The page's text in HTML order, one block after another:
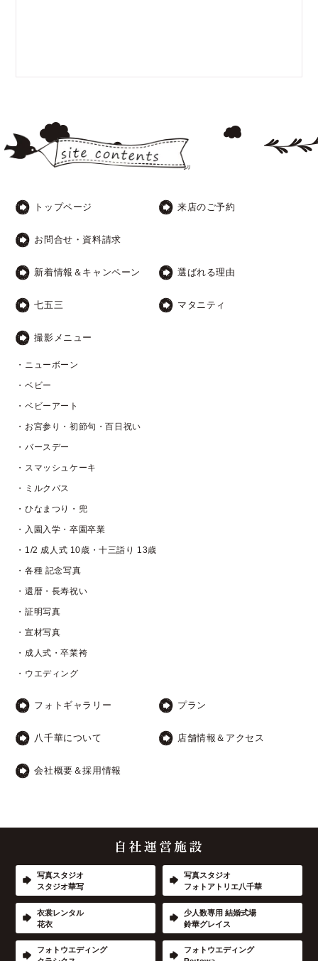
トップページ 来店のご予約
お問合せ・資料請求
新着情報＆キャンペーン 選ばれる理由
七五三 マタニティ
撮影メニュー
・ニューボーン
・ベビー
・ベビーアート
・お宮参り・初節句・百日祝い
・バースデー
・スマッシュケーキ
・ミルクバス
・ひなまつり・兜
・入園入学・卒園卒業
・1/2 成人式 10歳・十三詣り 13歳
・各種 記念写真
・還暦・長寿祝い
・証明写真
・宣材写真
・成人式・卒業袴
・ウエディング
フォトギャラリー プラン
八千華について 店舗情報＆アクセス
会社概要＆採用情報
写真スタジオ
スタジオ華写
写真スタジオ
フォトアトリエ八千華
衣裳レンタル
花衣
少人数専用 結婚式場
鈴華グレイス
フォトウエディング
フォトウエディング